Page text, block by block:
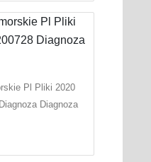
Pl Pliki 2020
Diagnoza